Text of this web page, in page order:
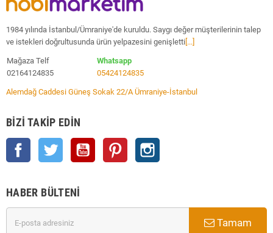
1984 yılında İstanbul/Ümraniye'de kuruldu. Saygı değer müşterilerinin talep
ve istekleri doğrultusunda ürün yelpazesini genişletti [...]
Mağaza Telf
02164124835
Whatsapp
05424124835
Alemdağ Caddesi Güneş Sokak 22/A Ümraniye-İstanbul
BIZI TAKIP EDIN
Facebook Twitter YouTube Pinterest
HABER BÜLTENI
Tamam